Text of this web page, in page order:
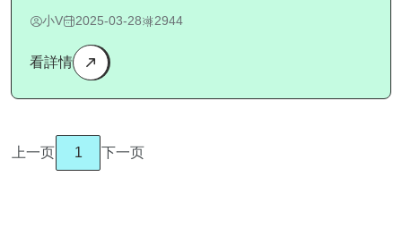
小V 2025-03-28 2944
看詳情
上一页 1 下一页